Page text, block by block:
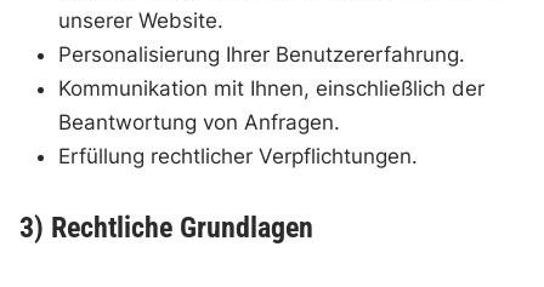
unserer Website.
Personalisierung Ihrer Benutzererfahrung.
Kommunikation mit Ihnen, einschließlich der
Beantwortung von Anfragen.
Erfüllung rechtlicher Verpflichtungen.
3) Rechtliche Grundlagen